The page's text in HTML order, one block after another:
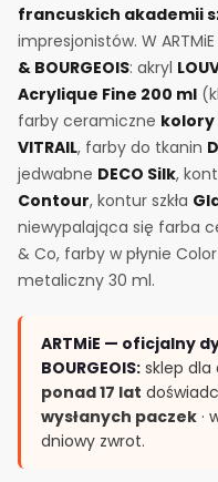
francuskich akademii
impresjonistów. W
& BOURGEOIS: akryl
Acrylique Fine 200 ml
farby ceramiczne
VITRAIL, farby do tkanin
jedwabne DECO Silk,
Contour, kontur szkła
niewypalająca się farba
& Co, farby w płynie
metaliczny 30 ml.
ARTMiE — oficjalny
BOURGEOIS: sklep
ponad 17 lat
wysłanych paczek ·
dniowy zwrot.